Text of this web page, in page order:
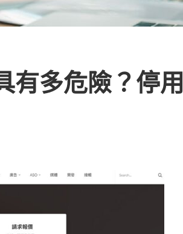
有多危險？停用